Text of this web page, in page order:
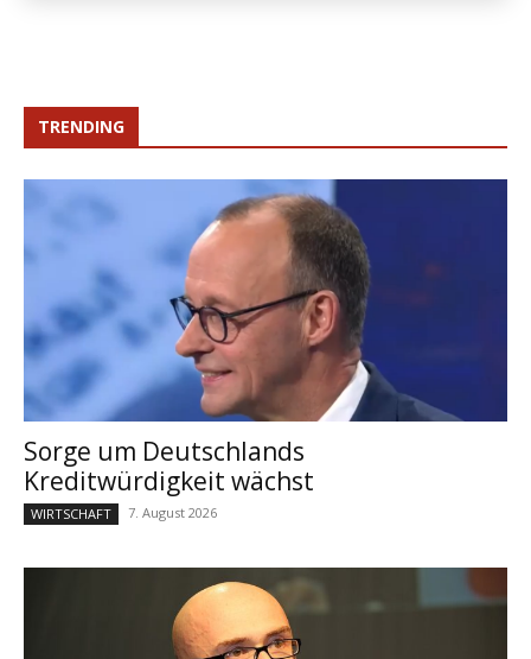
TRENDING
Sorge um Deutschlands
Kreditwürdigkeit wächst
WIRTSCHAFT 7. August 2026